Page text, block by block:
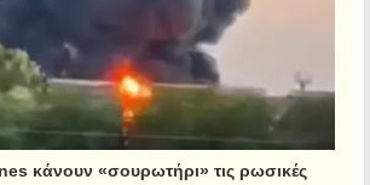
κάνουν «σουρωτήρι» τις ρωσικές